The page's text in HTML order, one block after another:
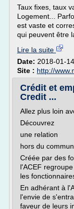
Taux fixes, taux
Logement...
est vaste et
qui peuvent être
Lire la suite
Date: 2018-01-
Site : http://
Crédit et
Credit ...
Allez plus loin
Découvrez
une relation
hors du
Créée par des
l'ACEF
les
En adhérant à
l'envie de
faveur de leurs